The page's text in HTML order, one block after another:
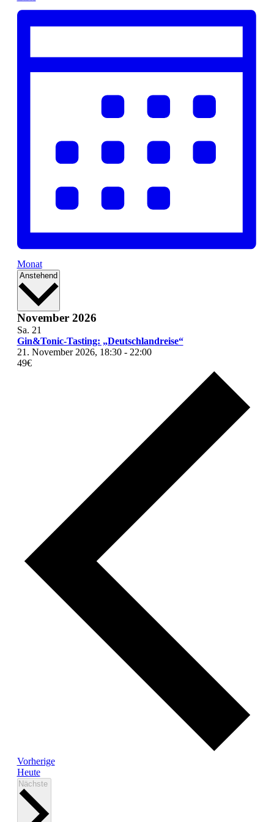
Monat
Anstehend Datum
November 2026
Sa. 21
Gin&Tonic-Tasting: „Deutschlandreise“
21. November 2026, 18:30- 22:00
49€
VorherigeVeranstaltungen
Heute
Nächste